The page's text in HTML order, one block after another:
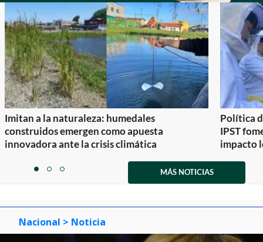
Imitan a la naturaleza: humedales
construidos emergen como apuesta
innovadora ante la crisis climática
Política
IPST
impacto
itemitemitem
MÁS NOTICIAS
Nacional > Noticia